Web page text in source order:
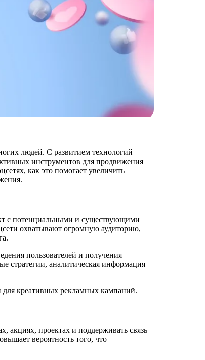
людей. С развитием технологий
инструментов для продвижения
как это помогает увеличить
с потенциальными и существующими
охватывают огромную аудиторию,
пользователей и получения
стратегии, аналитическая информация
креативных рекламных кампаний.
акциях, проектах и поддерживать связь
вероятность того, что